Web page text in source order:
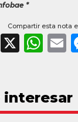
*
Compartir esta nota
X
interesar